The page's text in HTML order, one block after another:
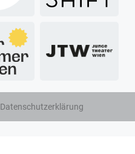
Datenschutzerklärung